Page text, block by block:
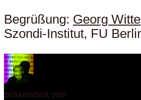
Begrüßung: Georg Witte
Szondi-Institut, FU
präsentiert von